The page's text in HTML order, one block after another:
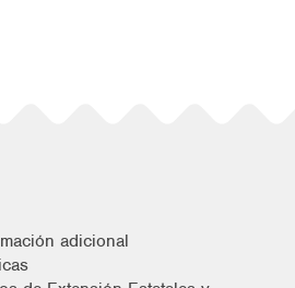
adicional